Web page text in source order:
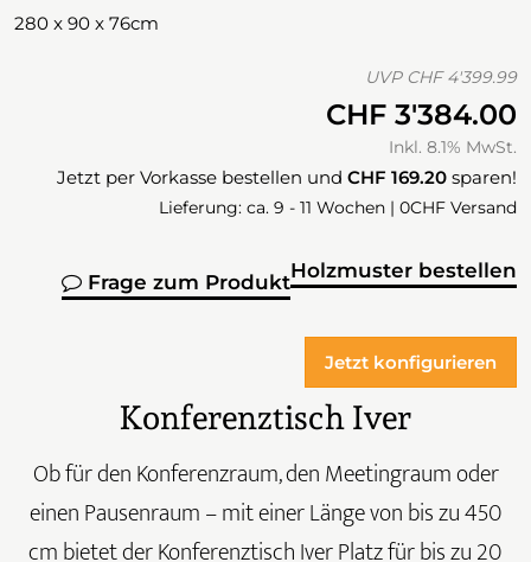
280 x 90 x 76cm
UVP CHF 4'399.99
CHF 3'384.00
Inkl. 8.1% MwSt.
Jetzt per Vorkasse bestellen und CHF 169.20 sparen!
Lieferung: ca. 9 - 11 Wochen | 0CHF Versand
Holzmuster bestellen
Frage zum Produkt
Jetzt konfigurieren
Konferenztisch Iver
Ob für den Konferenzraum, den Meetingraum oder
einen Pausenraum – mit einer Länge von bis zu 450
cm bietet der Konferenztisch Iver Platz für bis zu 20